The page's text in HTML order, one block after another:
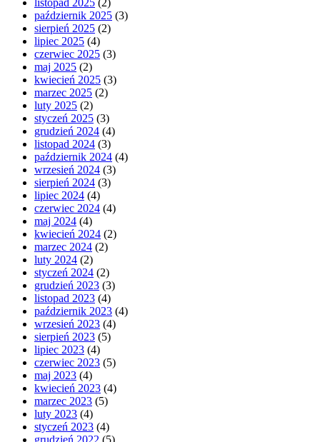
październik 2025 (3)
sierpień 2025 (2)
lipiec 2025 (4)
czerwiec 2025 (3)
maj 2025 (2)
kwiecień 2025 (3)
marzec 2025 (2)
luty 2025 (2)
styczeń 2025 (3)
grudzień 2024 (4)
listopad 2024 (3)
październik 2024 (4)
wrzesień 2024 (3)
sierpień 2024 (3)
lipiec 2024 (4)
czerwiec 2024 (4)
maj 2024 (4)
kwiecień 2024 (2)
marzec 2024 (2)
luty 2024 (2)
styczeń 2024 (2)
grudzień 2023 (3)
listopad 2023 (4)
październik 2023 (4)
wrzesień 2023 (4)
sierpień 2023 (5)
lipiec 2023 (4)
czerwiec 2023 (5)
maj 2023 (4)
kwiecień 2023 (4)
marzec 2023 (5)
luty 2023 (4)
styczeń 2023 (4)
grudzień 2022 (5)